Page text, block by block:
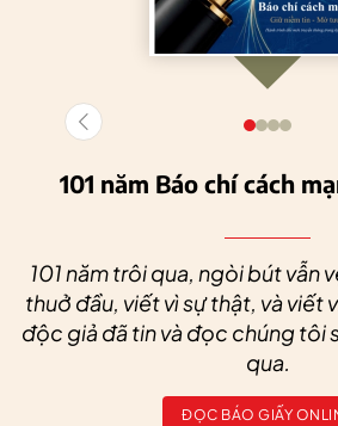
101 năm Báo chí cách
101 năm trôi qua, ngòi bút vẫn
thuở đầu, viết vì sự thật, và viết
độc giả đã tin và đọc chúng tôi
qua.
ĐỌC BÁO GIẤY